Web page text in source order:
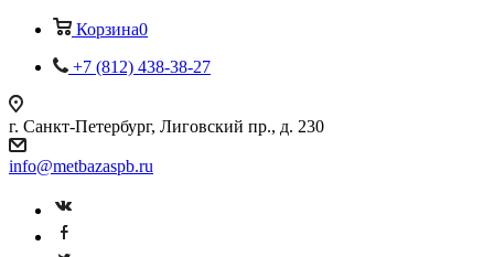
Корзина0
+7 (812) 438-38-27
г. Санкт-Петербург, Лиговский пр., д. 230
info@metbazaspb.ru